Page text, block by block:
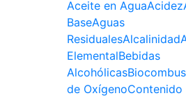
Aceite en AguaAcidez
BaseAguas
ResidualesAlcalinidad
ElementalBebidas
Alcohólicas
de OxígenoContenido